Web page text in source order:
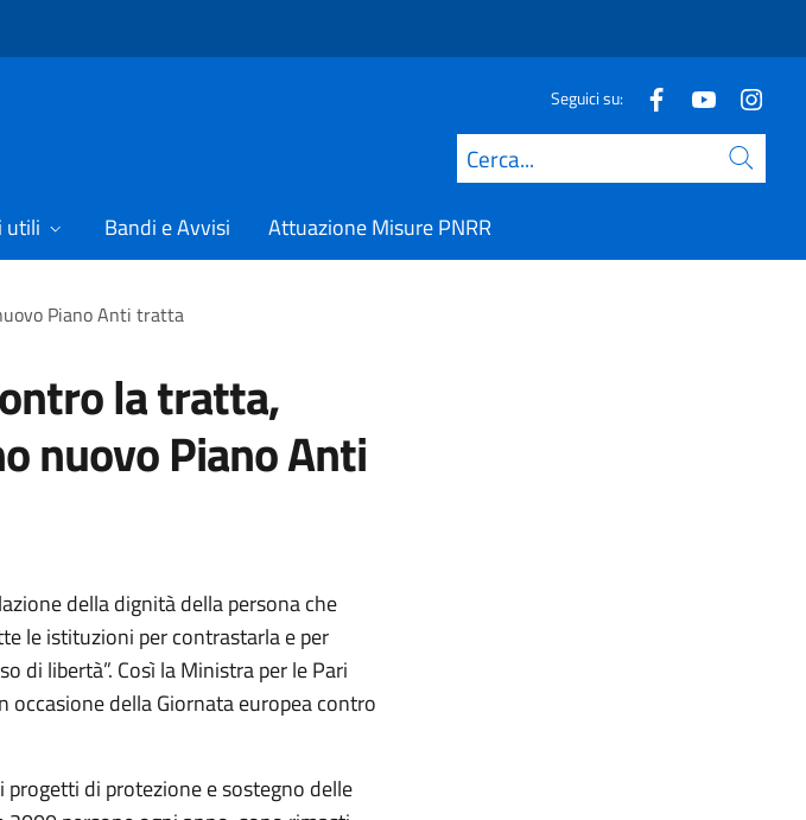
Seguici su:
Cerca
utili Bandi e Avvisi Attuazione Misure PNRR
Piano Anti tratta
la tratta,
nuovo Piano Anti
della dignità della persona che
le istituzioni per contrastarla e per
di libertà”. Così la Ministra per le Pari
occasione della Giornata europea contro
di protezione e sostegno delle